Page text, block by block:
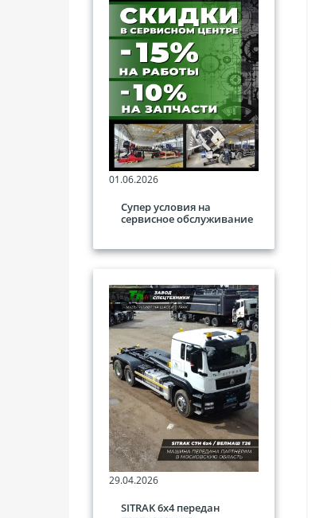
01.06.2026
Супер условия на
сервисное обслуживание
29.04.2026
SITRAK 6х4 передан